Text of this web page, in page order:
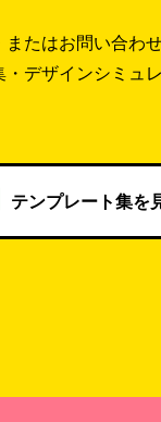
たはお問い合わ
デザインシミュ
テンプレート集を